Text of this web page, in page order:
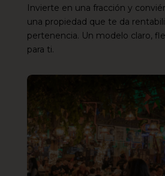
Invierte en una fracción y
una propiedad que te da
pertenencia. Un modelo claro,
para ti.